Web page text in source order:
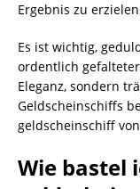
Ergebnis zu
Es ist wichtig,
ordentlich
Eleganz, sondern
Geldscheinschiffs
geldscheinschiff
Wie bastel